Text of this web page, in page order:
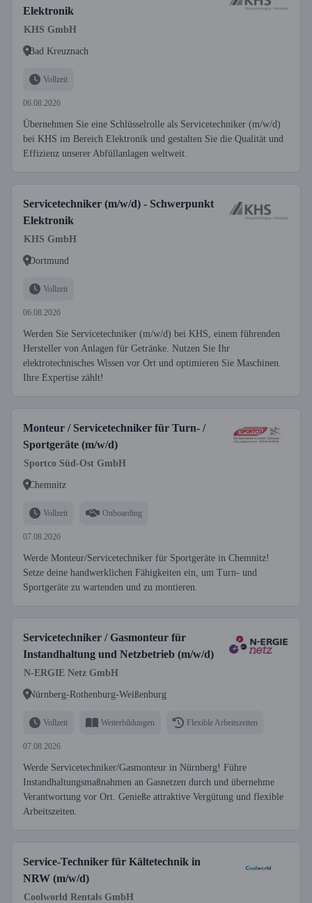
Elektronik
KHS GmbH
Bad Kreuznach
Vollzeit
06.08.2026
Übernehmen Sie eine Schlüsselrolle als Servicetechniker (m/w/d)
bei KHS im Bereich Elektronik und gestalten Sie die Qualität und
Effizienz unserer Abfüllanlagen weltweit.
Servicetechniker (m/w/d) - Schwerpunkt
Elektronik
KHS GmbH
Dortmund
Vollzeit
06.08.2026
Werden Sie Servicetechniker (m/w/d) bei KHS, einem führenden
Hersteller von Anlagen für Getränke. Nutzen Sie Ihr
elektrotechnisches Wissen vor Ort und optimieren Sie Maschinen.
Ihre Expertise zählt!
Monteur / Servicetechniker für Turn- /
Sportgeräte (m/w/d)
Sportco Süd-Ost GmbH
Chemnitz
Vollzeit Onboarding
07.08.2026
Werde Monteur/Servicetechniker für Sportgeräte in Chemnitz!
Setze deine handwerklichen Fähigkeiten ein, um Turn- und
Sportgeräte zu wartenden und zu montieren.
Servicetechniker / Gasmonteur für
Instandhaltung und Netzbetrieb (m/w/d)
N-ERGIE Netz GmbH
Nürnberg-Rothenburg-Weißenburg
Vollzeit Weiterbildungen Flexible Arbeitszeiten
07.08.2026
Werde Servicetechniker/Gasmonteur in Nürnberg! Führe
Instandhaltungsmaßnahmen an Gasnetzen durch und übernehme
Verantwortung vor Ort. Genieße attraktive Vergütung und flexible
Arbeitszeiten.
Service-Techniker für Kältetechnik in
NRW (m/w/d)
Coolworld Rentals GmbH